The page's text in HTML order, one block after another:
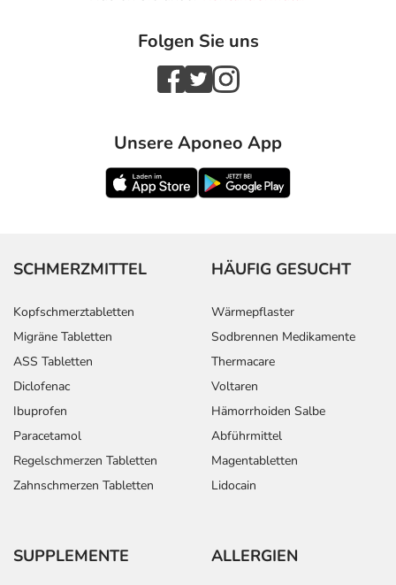
Folgen Sie uns
Unsere Aponeo App
SCHMERZMITTEL
Kopfschmerztabletten
Migräne Tabletten
ASS Tabletten
Diclofenac
Ibuprofen
Paracetamol
Regelschmerzen Tabletten
Zahnschmerzen Tabletten
HÄUFIG GESUCHT
Wärmepflaster
Sodbrennen Medikamente
Thermacare
Voltaren
Hämorrhoiden Salbe
Abführmittel
Magentabletten
Lidocain
SUPPLEMENTE ALLERGIEN